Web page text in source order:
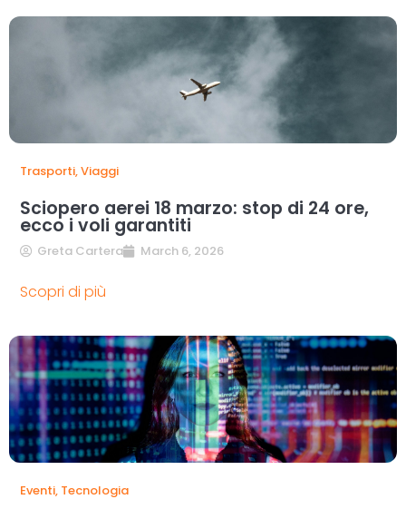
Trasporti,Viaggi
Sciopero aerei 18 marzo: stop di 24 ore,
ecco i voli garantiti
Greta Cartera March 6, 2026
Scopri di più
Eventi, Tecnologia